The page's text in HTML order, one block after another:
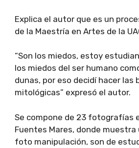
Explica el autor que es un
de la Maestría en Artes de la
“Son los miedos, estoy
los miedos del ser humano
dunas, por eso decidí hacer las
mitológicas” expresó el autor.
Se compone de 23 fotografías
Fuentes Mares, donde muestra
foto manipulación, son de